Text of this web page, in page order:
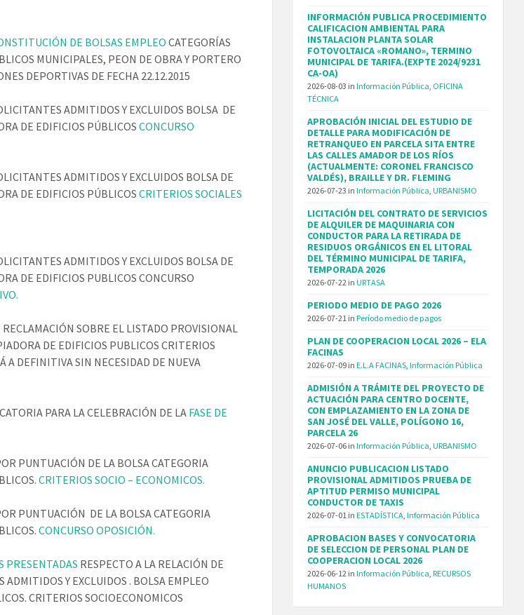
DE BOLSAS EMPLEOCATEGORÍAS
MUNICIPALES, PEON DE OBRA Y PORTERO
DEPORTIVAS DE FECHA 22.12.2015
ADMITIDOS Y EXCLUIDOS BOLSA DE
DE EDIFICIOS PÚBLICOSCONCURSO
ADMITIDOS Y EXCLUIDOS BOLSA DE
DE EDIFICIOS PÚBLICOSCRITERIOS SOCIALES
ADMITIDOS Y EXCLUIDOS BOLSA DE
DE EDIFICIOS PUBLICOS CONCURSO
SOBRE EL LISTADO PROVISIONAL
DE EDIFICIOS PUBLICOS CRITERIOS
A DEFINITIVA SIN NECESIDAD DE NUEVA
PARA LA CELEBRACIÓN DE LA FASE DE
PUNTUACIÓN DE LA BOLSA CATEGORIA
CRITERIOS SOCIO – ECONOMICOS.
PUNTUACIÓN DE LA BOLSA CATEGORIA
CONCURSO OPOSICIÓN.
PRESENTADAS RESPECTO A LA RELACIÓN DE
Y EXCLUIDOS . BOLSA EMPLEO
CRITERIOS SOCIOECONOMICOS
INFORMACIÓN PUBLICA PROCEDIMIENTO
CALIFICACION AMBIENTAL PARA
INSTALACION PLANTA SOLAR
FOTOVOLTAICA «ROMANO», TERMINO
MUNICIPAL DE TARIFA.(EXPTE 2024/9231
CA-OA)
2026-08-03 inInformación Pública OFICINA
TÉCNICA
APROBACIÓN INICIAL DEL ESTUDIO DE
DETALLE PARA MODIFICACIÓN DE
RETRANQUEO EN PARCELA SITA ENTRE
LAS CALLES AMADOR DE LOS RÍOS
(ACTUALMENTE: CORONEL FRANCISCO
VALDÉS), BRAILLE Y DR. FLEMING
2026-07-23 inInformación Pública ,URBANISMO
LICITACIÓN DEL CONTRATO DE SERVICIOS
DE ALQUILER DE MAQUINARIA CON
CONDUCTOR PARA LA RETIRADA DE
RESIDUOS ORGÁNICOS EN EL LITORAL
DEL TÉRMINO MUNICIPAL DE TARIFA,
TEMPORADA 2026
2026-07-22 inURTASA
PERIODO MEDIO DE PAGO 2026
2026-07-21 inPeríodo medio de pagos
PLAN DE COOPERACION LOCAL 2026 – ELA
FACINAS
2026-07-09 inE.L.A FACINAS ,Información Pública
ADMISIÓN A TRÁMITE DEL PROYECTO DE
ACTUACIÓN PARA CENTRO DOCENTE,
CON EMPLAZAMIENTO EN LA ZONA DE
SAN JOSÉ DEL VALLE, POLÍGONO 16,
PARCELA 26
2026-07-06 inInformación Pública ,URBANISMO
ANUNCIO PUBLICACION LISTADO
PROVISIONAL ADMITIDOS PRUEBA DE
APTITUD PERMISO MUNICIPAL
CONDUCTOR DE TAXIS
2026-07-01 inESTADÍSTICA ,Información Pública
APROBACION BASES Y CONVOCATORIA
DE SELECCION DE PERSONAL PLAN DE
COOPERACION LOCAL 2026
2026-06-12 inInformación Pública ,RECURSOS
HUMANOS